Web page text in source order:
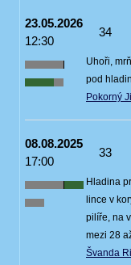
23.05.2026
12:30
34
Uhoři,
pod
Pokorný
08.08.2025
17:00
33
Hladina
lince v
pilíře, na
mezi 28
Švanda